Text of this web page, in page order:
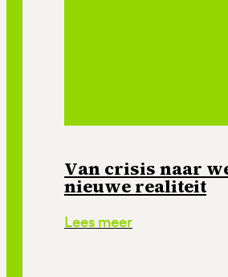
Van crisis naar
nieuwe realiteit
Lees meer